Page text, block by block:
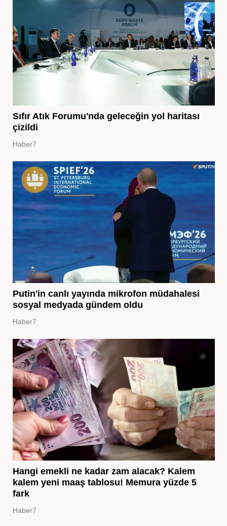
Sıfır Atık Forumu'nda geleceğin yol haritası
çizildi
Haber7
Putin'in canlı yayında mikrofon müdahalesi
sosyal medyada gündem oldu
Haber7
Hangi emekli ne kadar zam alacak? Kalem
kalem yeni maaş tablosu! Memura yüzde 5
fark
Haber7